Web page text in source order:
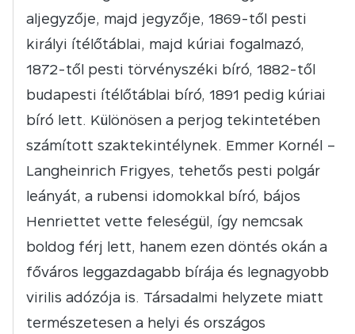
aljegyzője, majd jegyzője, 1869-től pesti
királyi ítélőtáblai, majd kúriai fogalmazó,
1872-től pesti törvényszéki bíró, 1882-től
budapesti ítélőtáblai bíró, 1891 pedig kúriai
bíró lett. Különösen a perjog tekintetében
számított szaktekintélynek. Emmer Kornél –
Langheinrich Frigyes, tehetős pesti polgár
leányát, a rubensi idomokkal bíró, bájos
Henriettet vette feleségül, így nemcsak
boldog férj lett, hanem ezen döntés okán a
főváros leggazdagabb bírája és legnagyobb
virilis adózója is. Társadalmi helyzete miatt
természetesen a helyi és országos